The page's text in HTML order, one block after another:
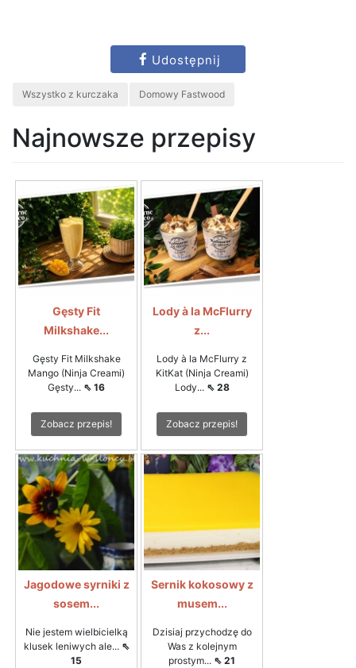
Udostępnij
Wszystko z kurczaka Domowy Fastwood
Najnowsze przepisy
Gęsty Fit
Milkshake...
Gęsty Fit Milkshake
Mango (Ninja Creami)
Gęsty... ⇖ 16
Zobacz przepis!
Lody à la McFlurry
z...
Lody à la McFlurry z
KitKat (Ninja Creami)
Lody... ⇖ 28
Zobacz przepis!
Jagodowe syrniki z
sosem...
Nie jestem wielbicielką
klusek leniwych ale... ⇖
15
Sernik kokosowy z
musem...
Dzisiaj przychodzę do
Was z kolejnym
prostym... ⇖ 21